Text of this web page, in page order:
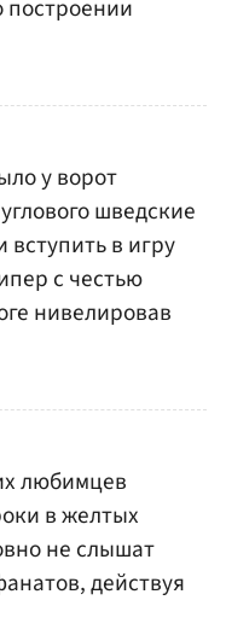
построении
у ворот
шведские
в игру
с честью
нивелировав
любимцев
в желтых
не слышат
действуя